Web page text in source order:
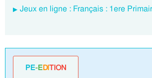
Jeux en ligne : Français : 1ere
PE-EDITION